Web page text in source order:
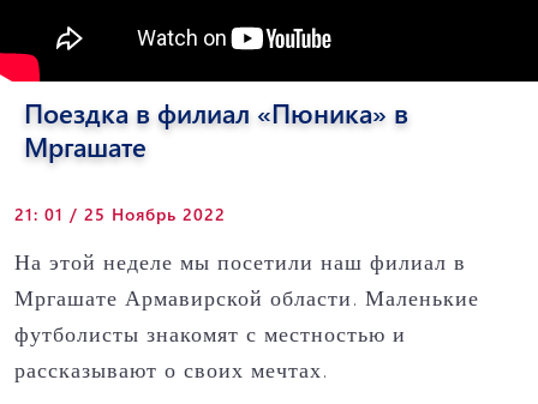
Поездка в филиал «Пюника» в
Мргашате
21: 01 / 25 Ноябрь 2022
На этой неделе мы посетили наш филиал в
Мргашате Армавирской области. Маленькие
футболисты знакомят с местностью и
рассказывают о своих мечтах.